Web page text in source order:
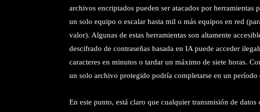
archivos encriptados pueden ser atacados por
un solo equipo o escalar hasta mil o más equipos en red
valor). Algunas de estas herramientas son altamente
descifrado de contraseñas basada en IA puede acceder
caracteres en minutos o tardar un máximo de siete horas.
un solo archivo protegido podría completarse en un período
En este punto, está claro que cualquier transmisión de